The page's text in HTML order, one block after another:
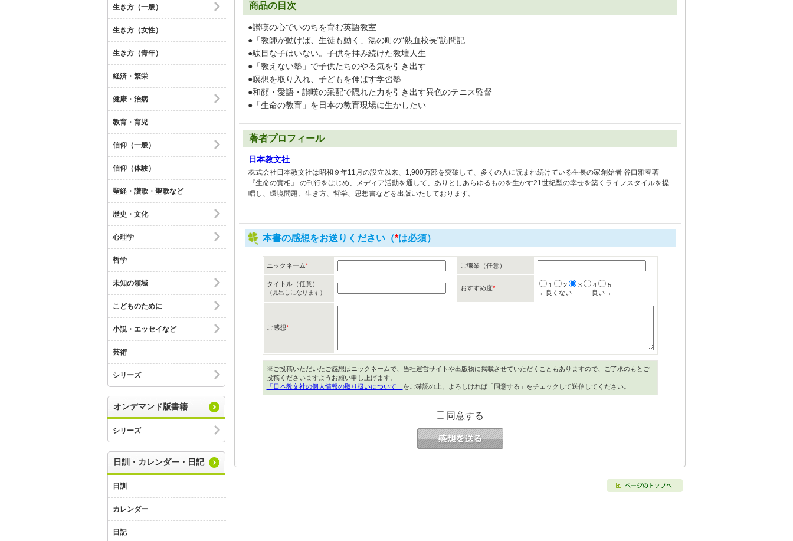
生き方（一般）
生き方（女性）
生き方（青年）
経済・繁栄
健康・治病
教育・育児
信仰（一般）
信仰（体験）
聖経・讃歌・聖歌など
歴史・文化
心理学
哲学
未知の領域
こどものために
小説・エッセイなど
芸術
シリーズ
オンデマンド版書籍
シリーズ
日訓・カレンダー・日記
日訓
カレンダー
日記
商品の目次
●讃嘆の心でいのちを育む英語教室
●「教師が動けば、生徒も動く」湯の町の“熱血校長”訪問記
●駄目な子はいない。子供を拝み続けた教壇人生
●「教えない塾」で子供たちのやる気を引き出す
●瞑想を取り入れ、子どもを伸ばす学習塾
●和顔・愛語・讃嘆の采配で隠れた力を引き出す異色のテニス監督
●「生命の教育」を日本の教育現場に生かしたい
著者プロフィール
日本教文社
株式会社日本教文社は昭和９年11月の設立以来、1,900万部を突破して、多くの人に読まれ続けている生長の家創始者 谷口雅春著
『生命の實相』 の刊行をはじめ、メディア活動を通して、ありとしあらゆるものを生かす21世紀型の幸せを築くライフスタイルを提
唱し、環境問題、生き方、哲学、思想書などを出版いたしております。
本書の感想をお送りください（*は必須）
ニックネーム* ご職業（任意）
タイトル（任意）
（見出しになります）
おすすめ度* 1 2 3 4
5
←良くない
良い→
ご感想*
※ご投稿いただいたご感想はニックネームで、当社運営サイトや出版物に掲載させていただくこともありますので、ご了承のもとご
投稿くださいますようお願い申し上げます。
「日本教文社の個人情報の取り扱いについて」 をご確認の上、よろしければ「同意する」をチェックして送信してください。
同意する